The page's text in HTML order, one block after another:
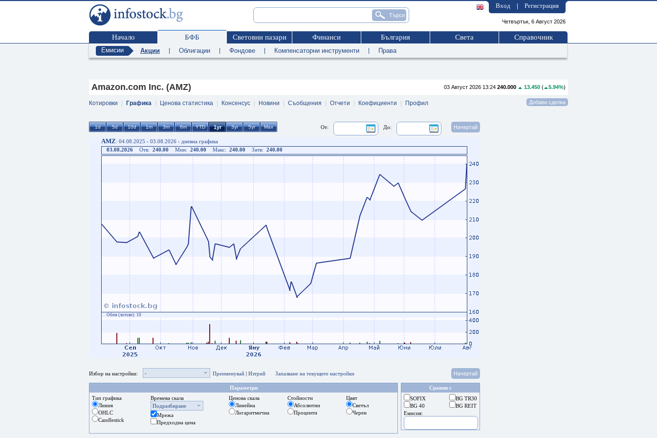
Вход Регистрация
Четвъртък, 6 Август 2026
Начало БФБ Световни пазари Финанси България Света Справочник
Емисии Акции Облигации Фондове Компенсаторни инструменти Права
03 Август 2026 13:24 240.000 13.450 ( 5.94%)
Amazon.com Inc. (AMZ)
Котировки Графика Ценова статистика Консенсус Новини Съобщения Отчети Коефициенти Профил
До:
От:
AMZ: 04.08.2025 - 03.08.2026 - дневна графика
03.08.2026
Отв: 240.00 Мин: 240.00 Макс: 240.00 Затв: 240.00
Обем (лотове): 10
Избор на настройки: - Преименувай | Изтрий Запазване на текущите настройки
Сравни с
BG TR30
BG REIT
SOFIX
BG 40
Емисия:
Параметри
Тип графика
Линия
OHLC
Candlestick
Времева скала
Подразбиране
Мрежа
Предходна цена
Ценова скала
Линейна
Логаритмична
Стойности
Абсолютни
Проценти
Цвят
Светъл
Черен